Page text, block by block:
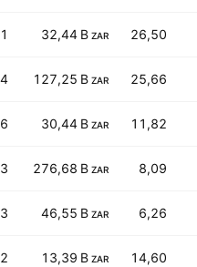
32,44 B ZAR 26,50
127,25 B ZAR 25,66
30,44 B ZAR 11,82
276,68 B ZAR 8,09
46,55 B ZAR 6,26
13,39 B ZAR 14,60